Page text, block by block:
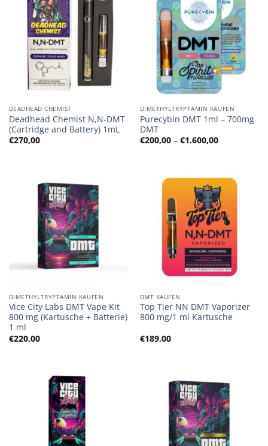
DEADHEAD CHEMIST
Deadhead Chemist N,N-DMT
(Cartridge and Battery) 1mL
€270,00
DIMETHYLTRYPTAMIN KAUFEN
Purecybin DMT 1ml – 700mg
DMT
€200,00 – €1.600,00
€200,00
DIMETHYLTRYPTAMIN KAUFEN
Vice City Labs DMT Vape Kit
800 mg (Kartusche + Batterie)
1 ml
€220,00
DMT KAUFEN
Top Tier NN DMT Vaporizer
800 mg/1 ml Kartusche
€189,00